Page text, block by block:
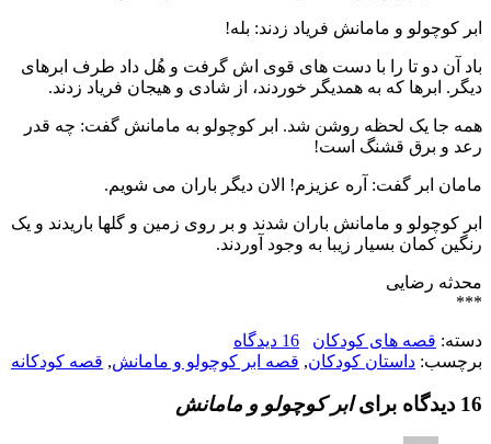
ابر کوچولو و مامانش فریاد زدند: بله!
باد آن دو تا را با دست های قوی اش گرفت و هُل داد طرف ابرهای
دیگر. ابرها که به همدیگر خوردند، از شادی و هیجان فریاد زدند.
همه جا یک لحظه روشن شد. ابر کوچولو به مامانش گفت: چه قدر
رعد و برق قشنگ است!
مامان ابر گفت: آره عزیزم! الان دیگر باران می شویم.
ابر کوچولو و مامانش باران شدند و بر روی زمین و گلها باریدند و یک
رنگین کمان بسیار زیبا به وجود آوردند.
محدثه رضایی
***
دسته: قصه های کودکان
16 دیدگاه
برچسب: داستان کودکان, قصه ابر کوچولو و مامانش, قصه کودکانه
16 دیدگاه برای ابر کوچولو و مامانش